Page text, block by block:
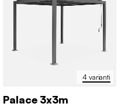
4 varianti
Palace 3x3m